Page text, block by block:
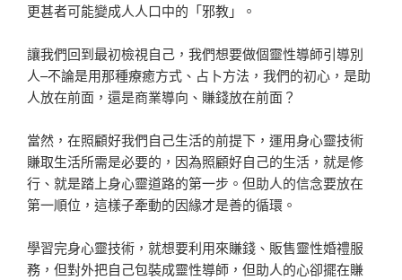
更甚者可能變成人人口中的「邪教」。
讓我們回到最初檢視自己，我們想要做個靈性導師引導別
人–不論是用那種療癒方式、占卜方法，我們的初心，是助
人放在前面，還是商業導向、賺錢放在前面？
當然，在照顧好我們自己生活的前提下，運用身心靈技術
賺取生活所需是必要的，因為照顧好自己的生活，就是修
行、就是踏上身心靈道路的第一步。但助人的信念要放在
第一順位，這樣子牽動的因緣才是善的循環。
學習完身心靈技術，就想要利用來賺錢、販售靈性婚禮服
務，但對外把自己包裝成靈性導師，但助人的心卻擺在賺